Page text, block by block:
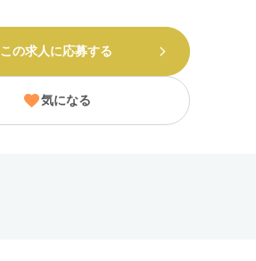
この求人に応募する
気になる